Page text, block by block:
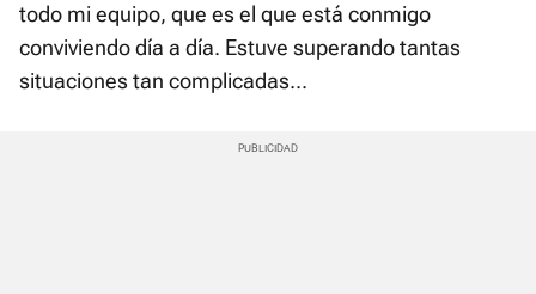
todo mi equipo, que es el que está conmigo
conviviendo día a día. Estuve superando tantas
situaciones tan complicadas...